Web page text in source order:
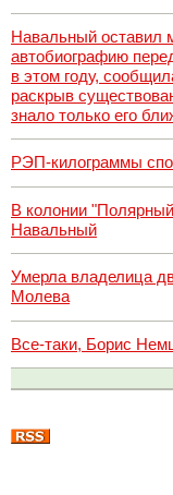
Навальный оставил
автобиографию
в этом году,
раскрыв
знало только его
РЭП-килограммы
В колонии
Навальный
Умерла владелица
Молева
Все-таки, Борис